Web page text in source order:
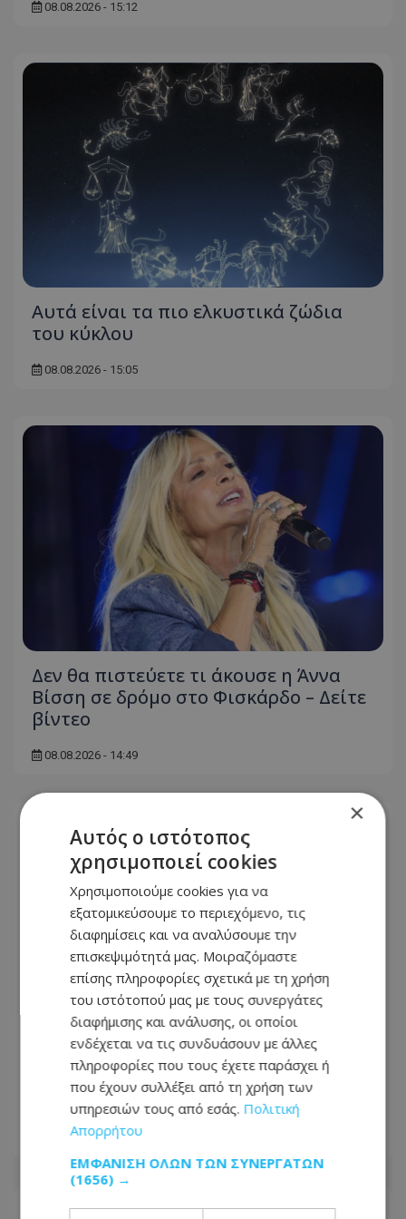
08.08.2026 - 15:12
Αυτά είναι τα πιο ελκυστικά ζώδια
του κύκλου
08.08.2026 - 15:05
Δεν θα πιστεύετε τι άκουσε η Άννα
Βίσση σε δρόμο στο Φισκάρδο – Δείτε
βίντεο
08.08.2026 - 14:49
Ανδρέας Γεωργίου: «Η γέννηση της
κόρης μου άλλαξε ριζικά τη ζωή μου
και με αναδιαμόρφωσε ως άνθρωπο»
08.08.2026 - 12:38
×
Αυτός ο ιστότοπος
χρησιμοποιεί cookies
Χρησιμοποιούμε cookies για να
εξατομικεύσουμε το περιεχόμενο, τις
διαφημίσεις και να αναλύσουμε την
επισκεψιμότητά μας. Μοιραζόμαστε
επίσης πληροφορίες σχετικά με τη χρήση
του ιστότοπού μας με τους συνεργάτες
διαφήμισης και ανάλυσης, οι οποίοι
ενδέχεται να τις συνδυάσουν με άλλες
πληροφορίες που τους έχετε παράσχει ή
που έχουν συλλέξει από τη χρήση των
υπηρεσιών τους από εσάς. Πολιτική
Απορρήτου
ΕΜΦΆΝΙΣΗ ΌΛΩΝ ΤΩΝ ΣΥΝΕΡΓΑΤΏΝ
(1656) →